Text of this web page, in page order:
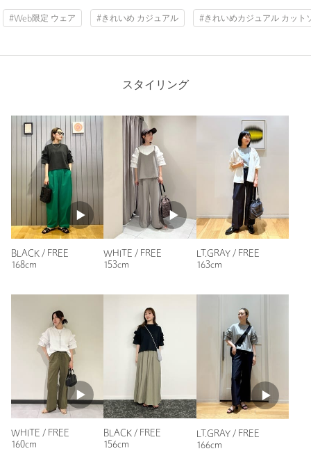
裾上げ 対象外商品 裾上げについて
素材
本体；コットン85％ ポリエステル15％ フリル部
分；コットン65％ ポリエステル35％ 衿口；コット
ン65％ ポリエステル35％
洗濯表示 洗濯機洗い可 洗濯表示について
原産国
3617-1-000031
購入サイズ：FREE
｜
購入カラー：LT.GRAY
1人が参考になったと回答
参考になった
ニックネーム： いずみん
投稿日： 2026年8月9日
購入商品のサイズ感：
ちょうどよい
こちらの商品、デザイン違いで購入しました。
丈も低身長の私にはありがたいショート丈！
オフィスでも、プライベートで活躍できそうな1着です。
女性
年代：50代後半
普段の着用サイズ： M
#Web限定 ウェア #きれいめ カジュアル #きれいめカジュアル カット
スタイリング
BLACK / FREE
168cm
WHITE / FREE
153cm
LT.GRAY / FREE
163cm
WHITE / FREE
160cm
BLACK / FREE
156cm
LT.GRAY / FREE
166cm